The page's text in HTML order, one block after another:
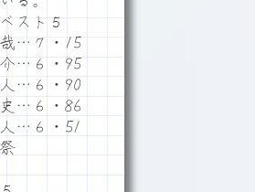
スト５
…７・15
…６・95
…６・90
…６・86
…６・51